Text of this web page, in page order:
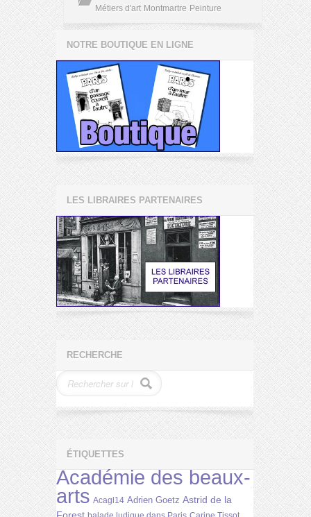
Métiers d'art Montmartre Peinture
NOTRE BOUTIQUE EN LIGNE
LES LIBRAIRES PARTENAIRES
RECHERCHE
ÉTIQUETTES
Académie des beaux-
arts Acagl14 Adrien Goetz Astrid de la